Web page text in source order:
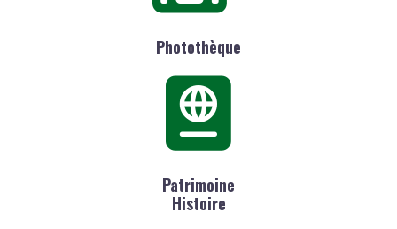
Photothèque
Patrimoine
Histoire